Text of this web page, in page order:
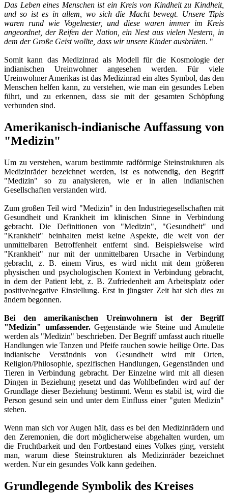
Das Leben eines Menschen ist ein Kreis von Kindheit zu Kindheit,
und so ist es in allem, wo sich die Macht bewegt. Unsere Tipis
waren rund wie Vogelnester, und diese waren immer im Kreis
angeordnet, der Reifen der Nation, ein Nest aus vielen Nestern, in
dem der Große Geist wollte, dass wir unsere Kinder ausbrüten. "
Somit kann das Medizinrad als Modell für die Kosmologie der
indianischen Ureinwohner angesehen werden. Für viele
Ureinwohner Amerikas ist das Medizinrad ein altes Symbol, das den
Menschen helfen kann, zu verstehen, wie man ein gesundes Leben
führt, und zu erkennen, dass sie mit der gesamten Schöpfung
verbunden sind.
Amerikanisch-indianische Auffassung von
"Medizin"
Um zu verstehen, warum bestimmte radförmige Steinstrukturen als
Medizinräder bezeichnet werden, ist es notwendig, den Begriff
"Medizin" so zu analysieren, wie er in allen indianischen
Gesellschaften verstanden wird.
Zum großen Teil wird "Medizin" in den Industriegesellschaften mit
Gesundheit und Krankheit im klinischen Sinne in Verbindung
gebracht. Die Definitionen von "Medizin", "Gesundheit" und
"Krankheit" beinhalten meist keine Aspekte, die weit von der
unmittelbaren Betroffenheit entfernt sind. Beispielsweise wird
"Krankheit" nur mit der unmittelbaren Ursache in Verbindung
gebracht, z. B. einem Virus, es wird nicht mit dem größeren
physischen und psychologischen Kontext in Verbindung gebracht,
in dem der Patient lebt, z. B. Zufriedenheit am Arbeitsplatz oder
positive/negative Einstellung. Erst in jüngster Zeit hat sich dies zu
ändern begonnen.
Bei den amerikanischen Ureinwohnern ist der Begriff
"Medizin" umfassender.Gegenstände wie Steine und Amulette
werden als "Medizin" beschrieben. Der Begriff umfasst auch rituelle
Handlungen wie Tanzen und Pfeife rauchen sowie heilige Orte. Das
indianische Verständnis von Gesundheit wird mit Orten,
Religion/Philosophie, spezifischen Handlungen, Gegenständen und
Tieren in Verbindung gebracht. Der Einzelne wird mit all diesen
Dingen in Beziehung gesetzt und das Wohlbefinden wird auf der
Grundlage dieser Beziehung bestimmt. Wenn es stabil ist, wird die
Person gesund sein und unter dem Einfluss einer "guten Medizin"
stehen.
Wenn man sich vor Augen hält, dass es bei den Medizinrädern und
den Zeremonien, die dort möglicherweise abgehalten wurden, um
die Fruchtbarkeit und den Fortbestand eines Volkes ging, versteht
man, warum diese Steinstrukturen als Medizinräder bezeichnet
werden. Nur ein gesundes Volk kann gedeihen.
Grundlegende Symbolik des Kreises